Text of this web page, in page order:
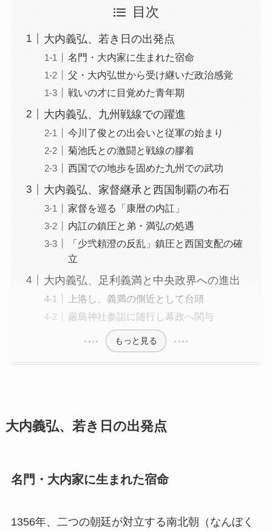
目次
大内義弘、若き日の出発点
名門・大内家に生まれた宿命
父・大内弘世から受け継いだ政治感覚
戦いの才に目覚めた青年期
大内義弘、九州戦線での躍進
今川了俊との出会いと従軍の始まり
菊池氏との激闘と戦線の膠着
西国での地歩を固めた九州での武功
大内義弘、家督継承と西国制覇の布石
家督を巡る「康暦の内訌」
内訌の鎮圧と弟・満弘の処遇
「少弐頼澄の反乱」鎮圧と西国支配の確
立
大内義弘、足利義満と中央政界への進出
上洛し、義満の側近として台頭
厳島神社参詣に随行し幕政へ関与
もっと見る
大内義弘、若き日の出発点
名門・大内家に生まれた宿命
1356年、二つの朝廷が対立する南北朝（なんぼく